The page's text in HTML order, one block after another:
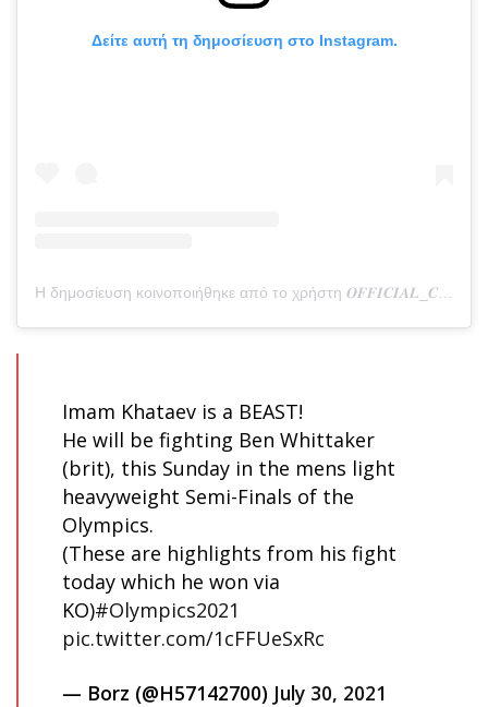
Δείτε αυτή τη δημοσίευση στο Instagram.
Imam Khataev is a BEAST!
He will be fighting Ben Whittaker
(brit), this Sunday in the mens light
heavyweight Semi-Finals of the
Olympics.
(These are highlights from his fight
today which he won via
KO)#Olympics2021
pic.twitter.com/1cFFUeSxRc
— Borz (@H57142700) July 30, 2021